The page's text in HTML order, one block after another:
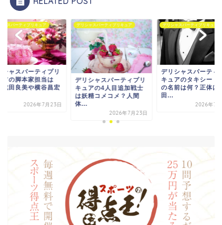
プリ
は
昌宏
デリシャスパーティプリキュア
デリシャスパーティプリ
キュアの4人目追加戦士
は妖精コメコメ？人間
体...
デリシャスパーティプリキュア
デリシャスパーティプリ
キュアのタキシード仮面
の名前は何？正体は品
田...
デリシ
デリ
キュ
誰？